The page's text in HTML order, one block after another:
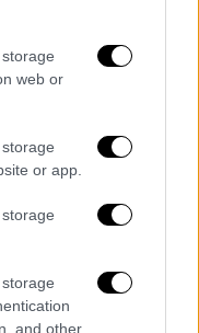
web or
or app.
and other
και
του
δοθεί σε
του
Μητσοτάκη, ο